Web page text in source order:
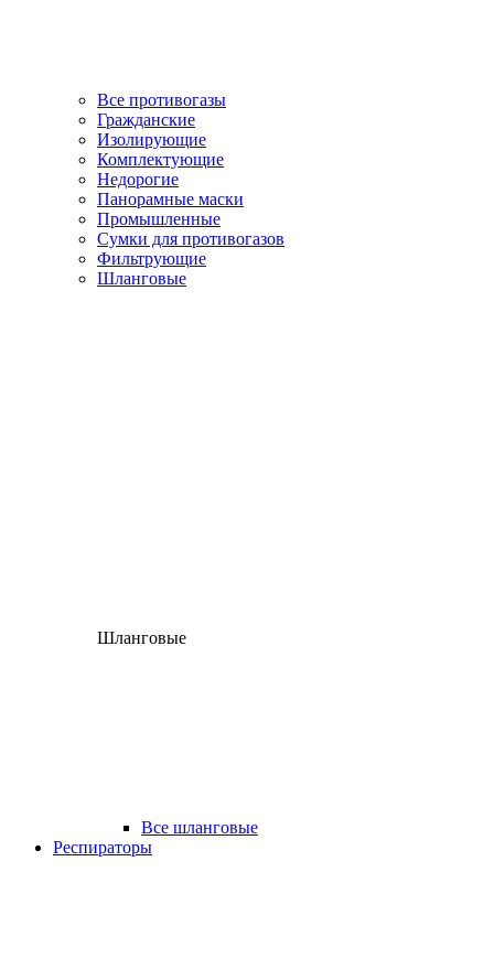
Все противогазы
Гражданские
Изолирующие
Комплектующие
Недорогие
Панорамные маски
Промышленные
Сумки для противогазов
Фильтрующие
Шланговые
Шланговые
Все шланговые
Респираторы